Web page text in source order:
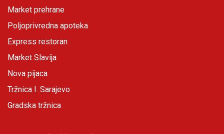
Market prehrane
Poljoprivredna apoteka
Express restoran
Market Slavija
Nova pijaca
Tržnica I. Sarajevo
Gradska tržnica